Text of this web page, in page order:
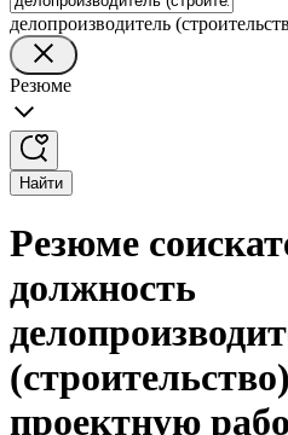
делопроизводитель
Резюме
Найти
Резюме
должность
проектную